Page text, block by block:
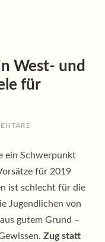
West- und
für
ein Schwerpunkt
für 2019
ist schlecht für die
Jugendlichen von
gutem Grund –
Zug statt